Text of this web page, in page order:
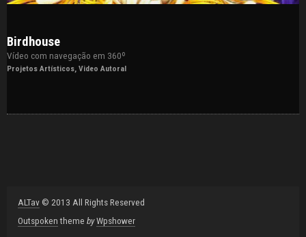
Birdhouse
Vídeo com navegação em 360º
Projetos Artísticos, Video Autoral
ALTav© 2013 All Rights Reserved
Outspokentheme by Wpshower